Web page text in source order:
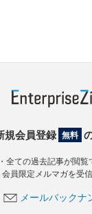
規会員登録 無料
・全ての過去記事が閲覧
会員限定メルマガを受
メールバックナ